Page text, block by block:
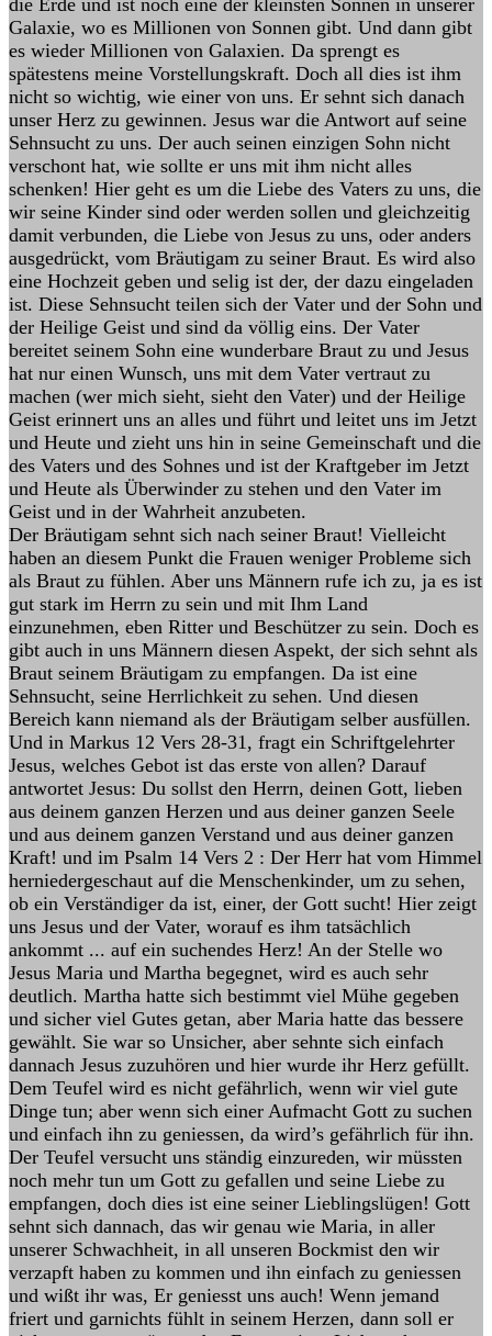
die Erde und ist noch eine der kleinsten Sonnen in unserer
Galaxie, wo es Millionen von Sonnen gibt. Und dann gibt
es wieder Millionen von Galaxien. Da sprengt es
spätestens meine Vorstellungskraft. Doch all dies ist ihm
nicht so wichtig, wie einer von uns. Er sehnt sich danach
unser Herz zu gewinnen. Jesus war die Antwort auf seine
Sehnsucht zu uns. Der auch seinen einzigen Sohn nicht
verschont hat, wie sollte er uns mit ihm nicht alles
schenken! Hier geht es um die Liebe des Vaters zu uns, die
wir seine Kinder sind oder werden sollen und gleichzeitig
damit verbunden, die Liebe von Jesus zu uns, oder anders
ausgedrückt, vom Bräutigam zu seiner Braut. Es wird also
eine Hochzeit geben und selig ist der, der dazu eingeladen
ist. Diese Sehnsucht teilen sich der Vater und der Sohn und
der Heilige Geist und sind da völlig eins. Der Vater
bereitet seinem Sohn eine wunderbare Braut zu und Jesus
hat nur einen Wunsch, uns mit dem Vater vertraut zu
machen (wer mich sieht, sieht den Vater) und der Heilige
Geist erinnert uns an alles und führt und leitet uns im Jetzt
und Heute und zieht uns hin in seine Gemeinschaft und die
des Vaters und des Sohnes und ist der Kraftgeber im Jetzt
und Heute als Überwinder zu stehen und den Vater im
Geist und in der Wahrheit anzubeten.
Der Bräutigam sehnt sich nach seiner Braut! Vielleicht
haben an diesem Punkt die Frauen weniger Probleme sich
als Braut zu fühlen. Aber uns Männern rufe ich zu, ja es ist
gut stark im Herrn zu sein und mit Ihm Land
einzunehmen, eben Ritter und Beschützer zu sein. Doch es
gibt auch in uns Männern diesen Aspekt, der sich sehnt als
Braut seinem Bräutigam zu empfangen. Da ist eine
Sehnsucht, seine Herrlichkeit zu sehen. Und diesen
Bereich kann niemand als der Bräutigam selber ausfüllen.
Und in Markus 12 Vers 28-31, fragt ein Schriftgelehrter
Jesus, welches Gebot ist das erste von allen? Darauf
antwortet Jesus: Du sollst den Herrn, deinen Gott, lieben
aus deinem ganzen Herzen und aus deiner ganzen Seele
und aus deinem ganzen Verstand und aus deiner ganzen
Kraft! und im Psalm 14 Vers 2 : Der Herr hat vom Himmel
herniedergeschaut auf die Menschenkinder, um zu sehen,
ob ein Verständiger da ist, einer, der Gott sucht! Hier zeigt
uns Jesus und der Vater, worauf es ihm tatsächlich
ankommt ... auf ein suchendes Herz! An der Stelle wo
Jesus Maria und Martha begegnet, wird es auch sehr
deutlich. Martha hatte sich bestimmt viel Mühe gegeben
und sicher viel Gutes getan, aber Maria hatte das bessere
gewählt. Sie war so Unsicher, aber sehnte sich einfach
dannach Jesus zuzuhören und hier wurde ihr Herz gefüllt.
Dem Teufel wird es nicht gefährlich, wenn wir viel gute
Dinge tun; aber wenn sich einer Aufmacht Gott zu suchen
und einfach ihn zu geniessen, da wird’s gefährlich für ihn.
Der Teufel versucht uns ständig einzureden, wir müssten
noch mehr tun um Gott zu gefallen und seine Liebe zu
empfangen, doch dies ist eine seiner Lieblingslügen! Gott
sehnt sich dannach, das wir genau wie Maria, in aller
unserer Schwachheit, in all unseren Bockmist den wir
verzapft haben zu kommen und ihn einfach zu geniessen
und wißt ihr was, Er geniesst uns auch! Wenn jemand
friert und garnichts fühlt in seinem Herzen, dann soll er